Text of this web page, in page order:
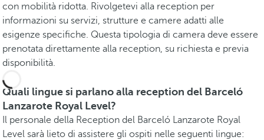
con mobilità ridotta. Rivolgetevi alla reception per
informazioni su servizi, strutture e camere adatti alle
esigenze specifiche. Questa tipologia di camera deve essere
prenotata direttamente alla reception, su richiesta e previa
disponibilità.
Quali lingue si parlano alla reception del Barceló
Lanzarote Royal Level?
Il personale della Reception del Barceló Lanzarote Royal
Level sarà lieto di assistere gli ospiti nelle seguenti lingue: